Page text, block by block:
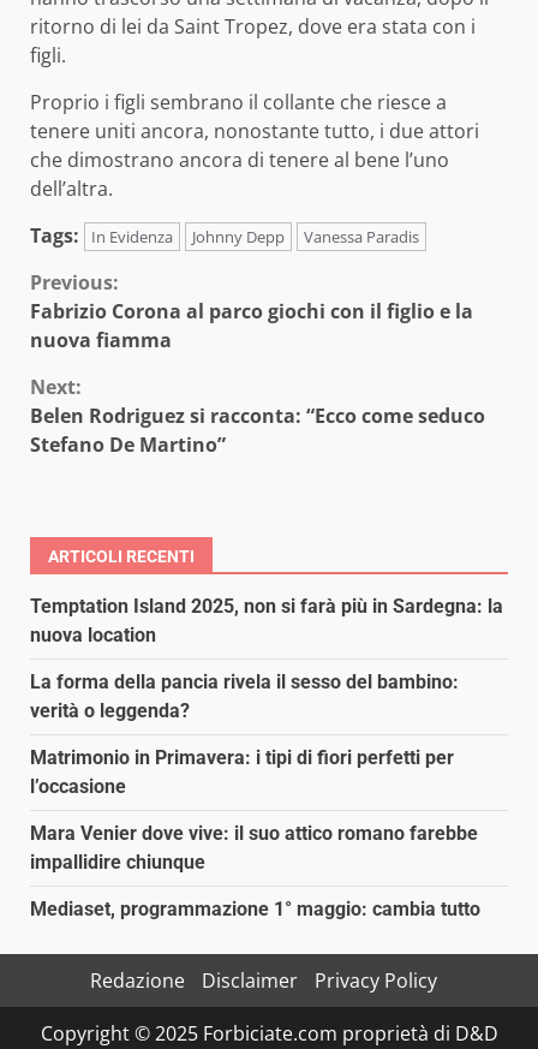
ritorno di lei da Saint Tropez, dove era stata con i
figli.
Proprio i figli sembrano il collante che riesce a
tenere uniti ancora, nonostante tutto, i due attori
che dimostrano ancora di tenere al bene l’uno
dell’altra.
Tags:
In Evidenza Johnny Depp Vanessa Paradis
Continue
Reading
Previous:
Fabrizio Corona al parco giochi con il figlio e la
nuova fiamma
Next:
Belen Rodriguez si racconta: “Ecco come seduco
Stefano De Martino”
ARTICOLI RECENTI
Temptation Island 2025, non si farà più in Sardegna: la
nuova location
La forma della pancia rivela il sesso del bambino:
verità o leggenda?
Matrimonio in Primavera: i tipi di fiori perfetti per
l’occasione
Mara Venier dove vive: il suo attico romano farebbe
impallidire chiunque
Mediaset, programmazione 1° maggio: cambia tutto
Redazione Disclaimer
Privacy Policy
Copyright © 2025 Forbiciate.com proprietà di D&D